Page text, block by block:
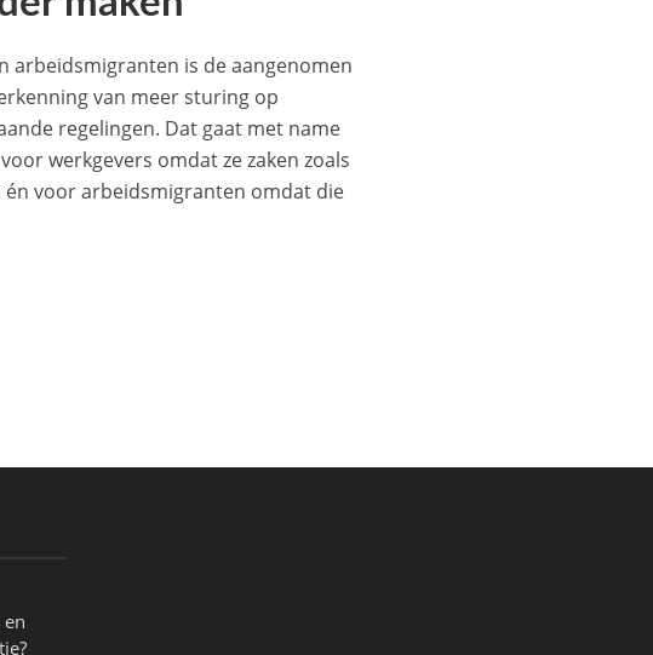
arbeidsmigranten is de aangenomen
van meer sturing op
regelingen. Dat gaat met name
werkgevers omdat ze zaken zoals
voor arbeidsmigranten omdat die